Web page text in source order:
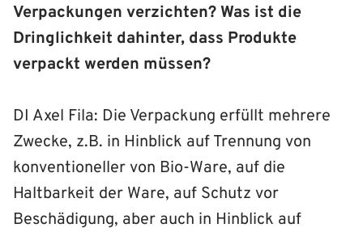
Verpackungen verzichten? Was ist die
Dringlichkeit dahinter, dass Produkte
verpackt werden müssen?
DI Axel Fila: Die Verpackung erfüllt mehrere
Zwecke, z.B. in Hinblick auf Trennung von
konventioneller von Bio-Ware, auf die
Haltbarkeit der Ware, auf Schutz vor
Beschädigung, aber auch in Hinblick auf